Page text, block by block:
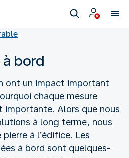
bord
ont un impact important
chaque mesure
importante. Alors que nous
à long terme, nous
à l’édifice. Les
à bord sont quelques-